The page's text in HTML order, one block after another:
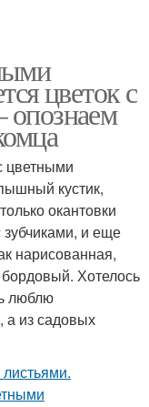
цветок с
цветными
кустик,
окантовки
и еще
нарисованная,
Хотелось
люблю
а из садовых